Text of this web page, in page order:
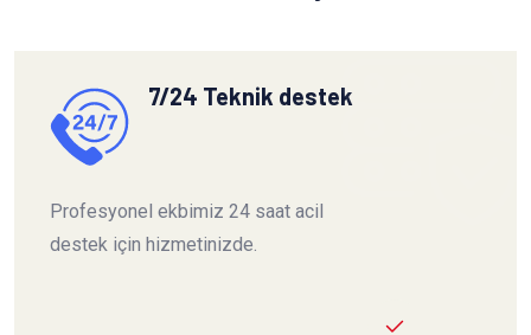
7/24 Teknik destek
Profesyonel ekbimiz 24 saat acil
destek için hizmetinizde.